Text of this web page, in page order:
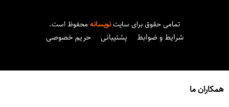
تمامی حقوق برای سایتنویسانهمحفوظ است.
شرایط و ضوابط پشتیبانی حریم خصوصی
همکاران ما